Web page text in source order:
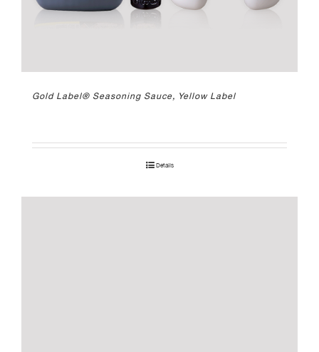
Gold Label® Seasoning Sauce, Yellow Label
Details